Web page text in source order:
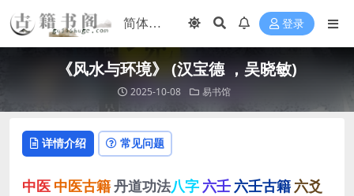
登录
《风水与环境》 (汉宝德 ，吴晓敏)
2025-10-08 易书馆
详情介绍 常见问题
中医 中医古籍丹道功法八字 六壬 六壬古籍 六爻